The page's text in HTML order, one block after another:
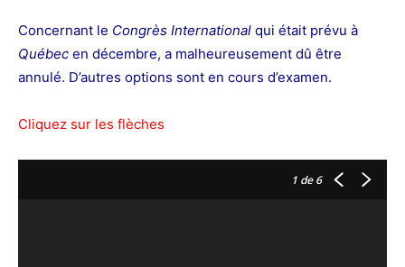
Concernant le Congrès International qui était prévu à
Québec en décembre, a malheureusement dû être
annulé. D’autres options sont en cours d’examen.
Cliquez sur les flèches
1 de 6